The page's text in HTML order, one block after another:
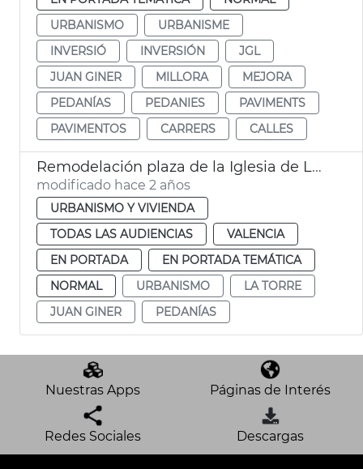
URBANISMO
URBANISME
INVERSIÓ
INVERSIÓN
JGL
JUAN GINER
MILLORA
MEJORA
PEDANÍAS
PEDANIES
PAVIMENTS
PAVIMENTOS
CARRERS CALLES
Remodelación plaza de la Iglesia de La Torre
modificado hace 2 años
URBANISMO Y VIVIENDA
TODAS LAS AUDIENCIAS
VALENCIA
EN PORTADA
EN PORTADA TEMÁTICA
NORMAL
URBANISMO
LA TORRE
JUAN GINER
PEDANÍAS
Nuestras Apps Páginas de Interés
Redes Sociales Descargas